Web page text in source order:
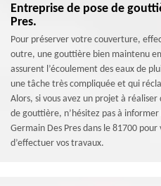
Entreprise de pose de
Pres.
Pour préserver votre couverture,
outre, une gouttière bien maintenu
assurent l’écoulement des eaux de
une tâche très compliquée et qui
Alors, si vous avez un projet à
de gouttière, n’hésitez pas à
Germain Des Pres dans le 81700
d’effectuer vos travaux.